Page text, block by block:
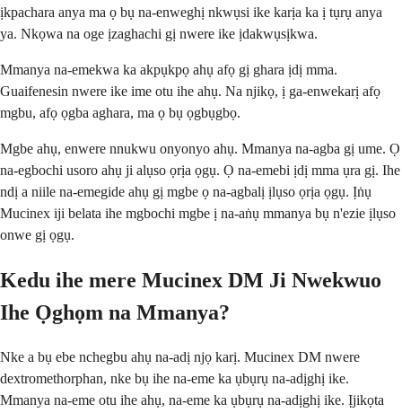
ịkpachara anya ma ọ bụ na-enweghị nkwụsi ike karịa ka ị tụrụ anya
ya. Nkọwa na oge ịzaghachi gị nwere ike ịdakwụsịkwa.
Mmanya na-emekwa ka akpụkpọ ahụ afọ gị ghara ịdị mma.
Guaifenesin nwere ike ime otu ihe ahụ. Na njikọ, ị ga-enwekarị afọ
mgbu, afọ ọgba aghara, ma ọ bụ ọgbụgbọ.
Mgbe ahụ, enwere nnukwu onyonyo ahụ. Mmanya na-agba gị ume. Ọ
na-egbochi usoro ahụ ji alụso ọrịa ọgụ. Ọ na-emebi ịdị mma ụra gị. Ihe
ndị a niile na-emegide ahụ gị mgbe ọ na-agbalị ịlụso ọrịa ọgụ. Ịṅụ
Mucinex iji belata ihe mgbochi mgbe ị na-aṅụ mmanya bụ n'ezie ịlụso
onwe gị ọgụ.
Kedu ihe mere Mucinex DM Ji Nwekwuo
Ihe Ọghọm na Mmanya?
Nke a bụ ebe nchegbu ahụ na-adị njọ karị. Mucinex DM nwere
dextromethorphan, nke bụ ihe na-eme ka ụbụrụ na-adịghị ike.
Mmanya na-eme otu ihe ahụ, na-eme ka ụbụrụ na-adịghị ike. Ịjikọta